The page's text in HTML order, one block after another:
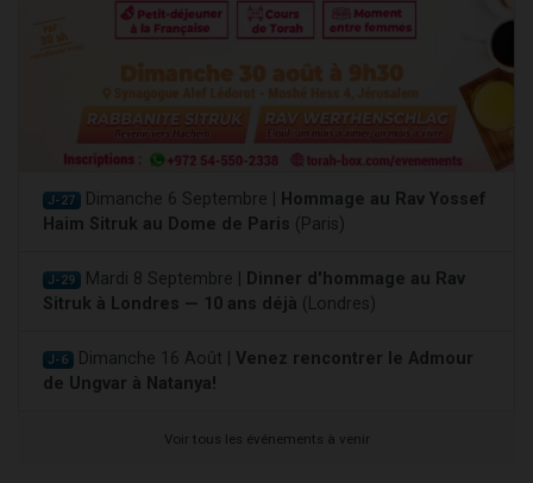
J-27 Dimanche 6 Septembre |
Hommage au Rav Yossef
Haim Sitruk au Dome de Paris (Paris)
J-29 Mardi 8 Septembre |
Dinner d'hommage au Rav
Sitruk à Londres — 10 ans déjà (Londres)
J-6 Dimanche 16 Août | Venez rencontrer le Admour
de Ungvar à Natanya!
Voir tous les événements à venir